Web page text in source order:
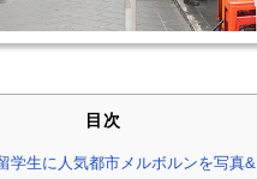
目次
学生に人気都市メルボルンを写真